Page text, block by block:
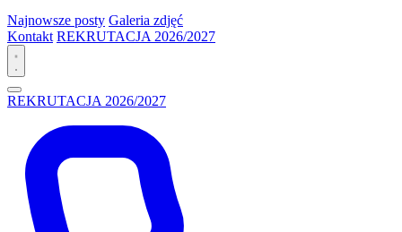
Najnowsze posty Galeria zdjęć
Kontakt REKRUTACJA 2026/2027
REKRUTACJA 2026/2027